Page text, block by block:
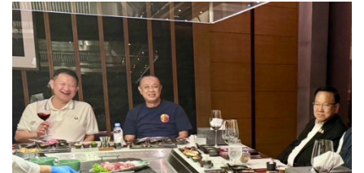
ขี้เหร่ ยึดสโลแกนสั่งวันนี้เสร็จเมื่อวาน ชี้เก้าอี้กลาโหม ต้องมี
ความรู้ในวิชาชีพ ไม่ตอบ “บิ๊กป้อม” หรือ”ธรรมนัส”